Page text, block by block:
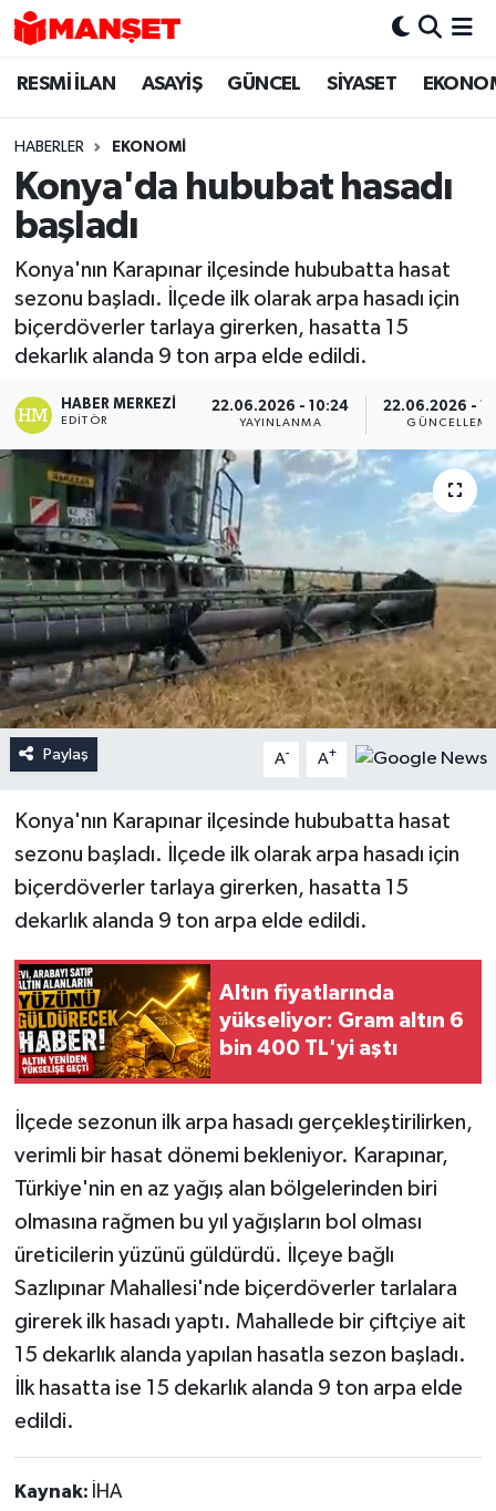
RESMİ İLAN ASAYİŞ GÜNCEL SİYASET
HABERLER EKONOMİ
Konya'da hububat hasadı
başladı
Konya'nın Karapınar ilçesinde hububatta hasat
sezonu başladı. İlçede ilk olarak arpa hasadı için
biçerdöverler tarlaya girerken, hasatta 15
dekarlık alanda 9 ton arpa elde edildi.
HABER MERKEZI
EDITÖR
22.06.2026 - 10:24
YAYINLANMA
22.06.2026 -
GÜNCELLEME
Paylaş A- A+
Konya'nın Karapınar ilçesinde hububatta hasat
sezonu başladı. İlçede ilk olarak arpa hasadı için
biçerdöverler tarlaya girerken, hasatta 15
dekarlık alanda 9 ton arpa elde edildi.
Altın fiyatlarında
yükseliyor: Gram altın 6
bin 400 TL'yi aştı
İlçede sezonun ilk arpa hasadı gerçekleştirilirken,
verimli bir hasat dönemi bekleniyor. Karapınar,
Türkiye'nin en az yağış alan bölgelerinden biri
olmasına rağmen bu yıl yağışların bol olması
üreticilerin yüzünü güldürdü. İlçeye bağlı
Sazlıpınar Mahallesi'nde biçerdöverler tarlalara
girerek ilk hasadı yaptı. Mahallede bir çiftçiye ait
15 dekarlık alanda yapılan hasatla sezon başladı.
İlk hasatta ise 15 dekarlık alanda 9 ton arpa elde
edildi.
Kaynak: İHA
Hava Durumu
Trafik Durumu
Süper Lig Puan Durumu ve Fikstür
Son Dakika Haberleri
Haber Arşivi